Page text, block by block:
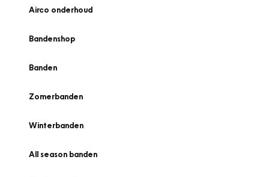
Airco onderhoud
Bandenshop
Banden
Zomerbanden
Winterbanden
All season banden